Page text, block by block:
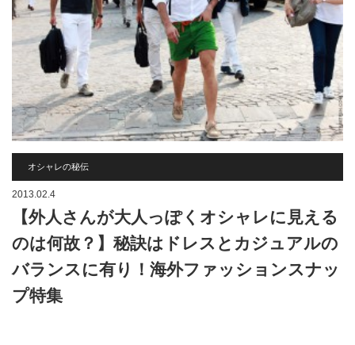
オシャレの秘伝
2013.02.4
【外人さんが大人っぽくオシャレに見える
のは何故？】秘訣はドレスとカジュアルの
バランスに有り！海外ファッションスナッ
プ特集